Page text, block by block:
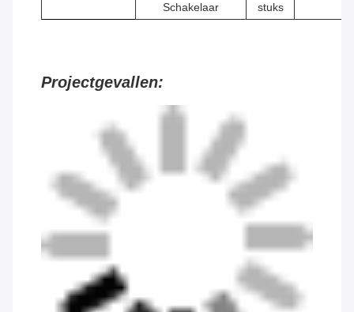
Schakelaar stuks
Projectgevallen: